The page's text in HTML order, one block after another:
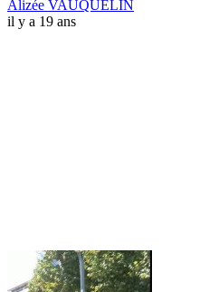
Alizée VAUQUELIN
il y a 19 ans